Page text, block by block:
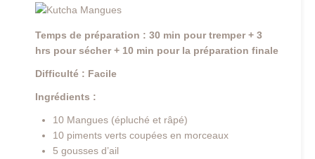
Temps de préparation : 30 min pour tremper + 3
hrs pour sécher + 10 min pour la préparation finale
Difficulté : Facile
Ingrédients :
10 Mangues (épluché et râpé)
10 piments verts coupées en morceaux
5 gousses d’ail